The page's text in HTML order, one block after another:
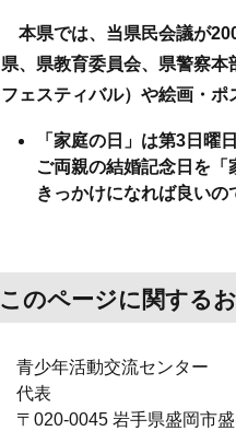
本県では、当県民会議が
県、県教育委員会、県警察
フェスティバル）や絵画・ポ
「家庭の日」は第3日曜
ご両親の結婚記念日を
きっかけになれば良いの
このページに関する
青少年活動交流センター
代表
〒020-0045 岩手県盛岡市